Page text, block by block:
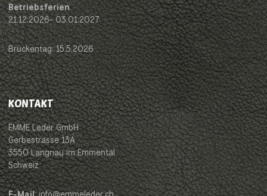
Betriebsferien
21.12.2026- 03.01.2027
Brückentag: 15.5.2026
KONTAKT
EMME Leder GmbH
Gerbestrasse 13A
3550 Langnau im Emmental
Schweiz